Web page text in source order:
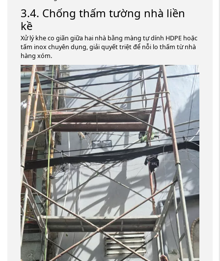
3.4. Chống thấm tường nhà liền
kề
Xử lý khe co giãn giữa hai nhà bằng màng tự dính HDPE hoặc
tấm inox chuyên dụng, giải quyết triệt để nỗi lo thấm từ nhà
hàng xóm.